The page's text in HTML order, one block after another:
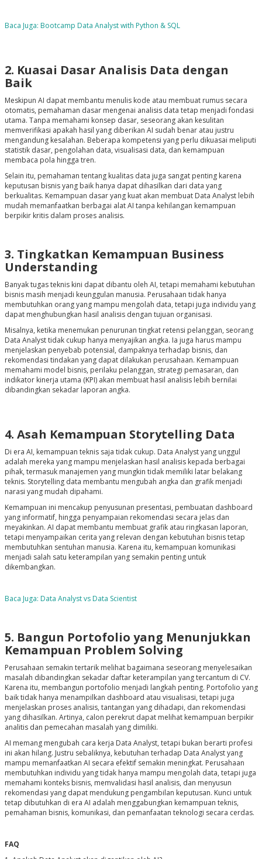
Baca Juga: Bootcamp Data Analyst with Python & SQL
2. Kuasai Dasar Analisis Data dengan
Baik
Meskipun AI dapat membantu menulis kode atau membuat rumus secara
otomatis, pemahaman dasar mengenai analisis data tetap menjadi fondasi
utama. Tanpa memahami konsep dasar, seseorang akan kesulitan
memverifikasi apakah hasil yang diberikan AI sudah benar atau justru
mengandung kesalahan. Beberapa kompetensi yang perlu dikuasai meliputi
statistik dasar, pengolahan data, visualisasi data, dan kemampuan
membaca pola hingga tren.
Selain itu, pemahaman tentang kualitas data juga sangat penting karena
keputusan bisnis yang baik hanya dapat dihasilkan dari data yang
berkualitas. Kemampuan dasar yang kuat akan membuat Data Analyst lebih
mudah memanfaatkan berbagai alat AI tanpa kehilangan kemampuan
berpikir kritis dalam proses analisis.
3. Tingkatkan Kemampuan Business
Understanding
Banyak tugas teknis kini dapat dibantu oleh AI, tetapi memahami kebutuhan
bisnis masih menjadi keunggulan manusia. Perusahaan tidak hanya
membutuhkan orang yang mampu mengolah data, tetapi juga individu yang
dapat menghubungkan hasil analisis dengan tujuan organisasi.
Misalnya, ketika menemukan penurunan tingkat retensi pelanggan, seorang
Data Analyst tidak cukup hanya menyajikan angka. Ia juga harus mampu
menjelaskan penyebab potensial, dampaknya terhadap bisnis, dan
rekomendasi tindakan yang dapat dilakukan perusahaan. Kemampuan
memahami model bisnis, perilaku pelanggan, strategi pemasaran, dan
indikator kinerja utama (KPI) akan membuat hasil analisis lebih bernilai
dibandingkan sekadar laporan angka.
4. Asah Kemampuan Storytelling Data
Di era AI, kemampuan teknis saja tidak cukup. Data Analyst yang unggul
adalah mereka yang mampu menjelaskan hasil analisis kepada berbagai
pihak, termasuk manajemen yang mungkin tidak memiliki latar belakang
teknis. Storytelling data membantu mengubah angka dan grafik menjadi
narasi yang mudah dipahami.
Kemampuan ini mencakup penyusunan presentasi, pembuatan dashboard
yang informatif, hingga penyampaian rekomendasi secara jelas dan
meyakinkan. AI dapat membantu membuat grafik atau ringkasan laporan,
tetapi menyampaikan cerita yang relevan dengan kebutuhan bisnis tetap
membutuhkan sentuhan manusia. Karena itu, kemampuan komunikasi
menjadi salah satu keterampilan yang semakin penting untuk
dikembangkan.
Baca Juga: Data Analyst vs Data Scientist
5. Bangun Portofolio yang Menunjukkan
Kemampuan Problem Solving
Perusahaan semakin tertarik melihat bagaimana seseorang menyelesaikan
masalah dibandingkan sekadar daftar keterampilan yang tercantum di CV.
Karena itu, membangun portofolio menjadi langkah penting. Portofolio yang
baik tidak hanya menampilkan dashboard atau visualisasi, tetapi juga
menjelaskan proses analisis, tantangan yang dihadapi, dan rekomendasi
yang dihasilkan. Artinya, calon perekrut dapat melihat kemampuan berpikir
analitis dan pemecahan masalah yang dimiliki.
AI memang mengubah cara kerja Data Analyst, tetapi bukan berarti profesi
ini akan hilang. Justru sebaliknya, kebutuhan terhadap Data Analyst yang
mampu memanfaatkan AI secara efektif semakin meningkat. Perusahaan
membutuhkan individu yang tidak hanya mampu mengolah data, tetapi juga
memahami konteks bisnis, memvalidasi hasil analisis, dan menyusun
rekomendasi yang dapat mendukung pengambilan keputusan. Kunci untuk
tetap dibutuhkan di era AI adalah menggabungkan kemampuan teknis,
pemahaman bisnis, komunikasi, dan pemanfaatan teknologi secara cerdas.
FAQ